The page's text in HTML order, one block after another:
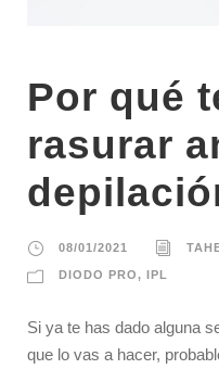
Por qué
rasurar
08/01/2021
DIODO PRO, IPL
Si ya te has dado alguna
que lo vas a hacer,